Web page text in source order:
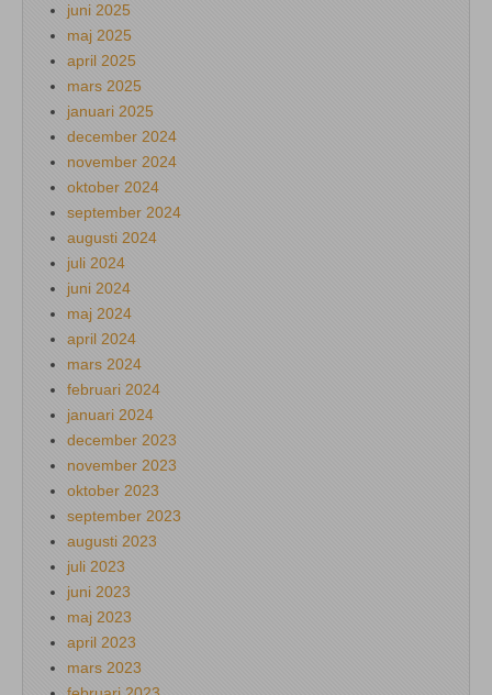
juni 2025
maj 2025
april 2025
mars 2025
januari 2025
december 2024
november 2024
oktober 2024
september 2024
augusti 2024
juli 2024
juni 2024
maj 2024
april 2024
mars 2024
februari 2024
januari 2024
december 2023
november 2023
oktober 2023
september 2023
augusti 2023
juli 2023
juni 2023
maj 2023
april 2023
mars 2023